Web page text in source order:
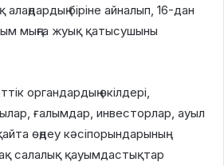
алаңдардың біріне айналып, 16-дан
мыңға жуық қатысушыны
органдардың өкілдері,
ғалымдар, инвесторлар, ауыл
өңдеу кәсіпорындарының
салалық қауымдастықтар